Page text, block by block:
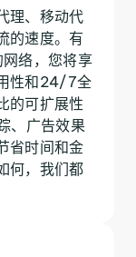
理、移动代
的速度。有
络，您将享
性和24/7全
的可扩展性
、广告效果
省时间和金
何，我们都